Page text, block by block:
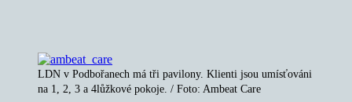
LDN v Podbořanech má tři pavilony. Klienti jsou umísťováni
na 1, 2, 3 a 4lůžkové pokoje. / Foto: Ambeat Care